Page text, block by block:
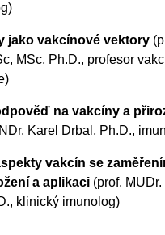
jako vakcínové vektory
MSc, Ph.D., profesor
na vakcíny a
Karel Drbal, Ph.D.,
vakcín se
a aplikaci (prof.
klinický imunolog)